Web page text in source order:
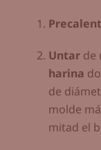
Untar de
harina
de
molde
mitad el